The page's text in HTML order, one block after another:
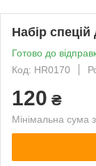
Набір
Готово до
Код: HR0170
120 ₴
Мінімальна сума